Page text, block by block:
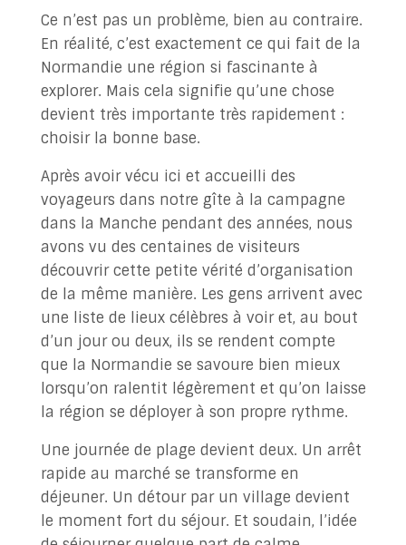
Ce n’est pas un problème, bien au contraire.
En réalité, c’est exactement ce qui fait de la
Normandie une région si fascinante à
explorer. Mais cela signifie qu’une chose
devient très importante très rapidement :
choisir la bonne base.
Après avoir vécu ici et accueilli des
voyageurs dans notre gîte à la campagne
dans la Manche pendant des années, nous
avons vu des centaines de visiteurs
découvrir cette petite vérité d’organisation
de la même manière. Les gens arrivent avec
une liste de lieux célèbres à voir et, au bout
d’un jour ou deux, ils se rendent compte
que la Normandie se savoure bien mieux
lorsqu’on ralentit légèrement et qu’on laisse
la région se déployer à son propre rythme.
Une journée de plage devient deux. Un arrêt
rapide au marché se transforme en
déjeuner. Un détour par un village devient
le moment fort du séjour. Et soudain, l’idée